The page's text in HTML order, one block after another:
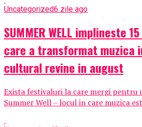
Uncategorized6 zile ago
SUMMER WELL implineste
care a transformat muzica
cultural revine in august
Exista festivaluri la care mergi pentru
Summer Well – locul in care muzica